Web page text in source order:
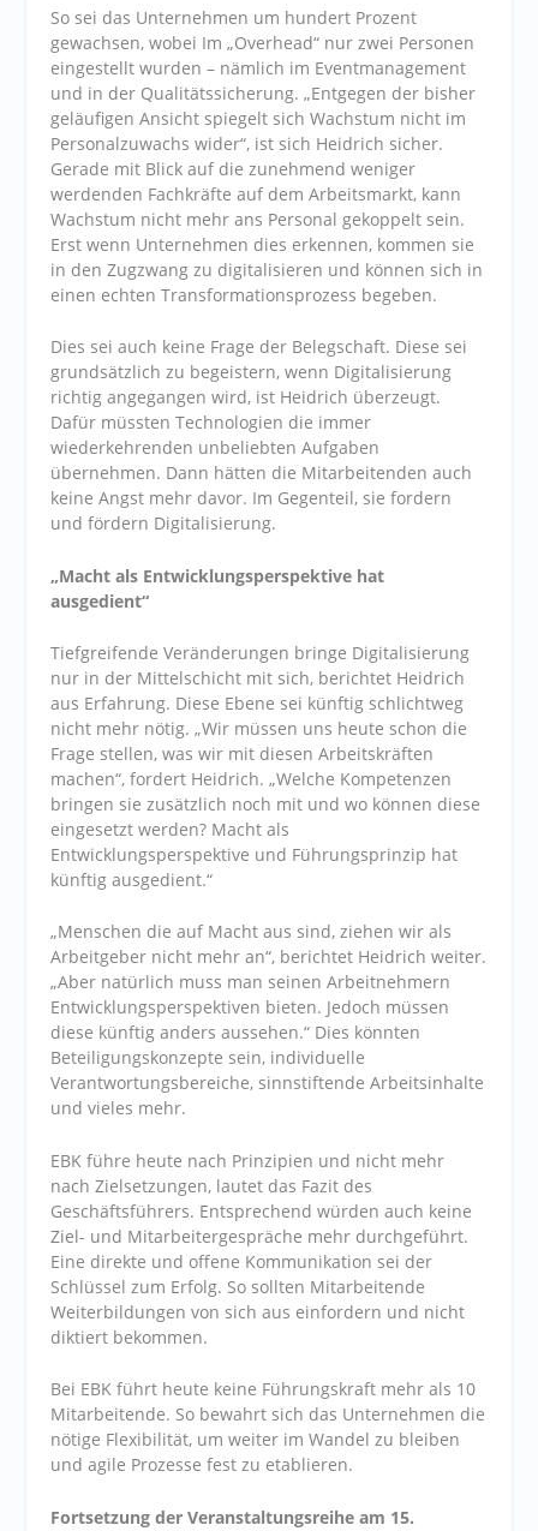
So sei das Unternehmen um hundert Prozent
gewachsen, wobei Im „Overhead“ nur zwei Personen
eingestellt wurden – nämlich im Eventmanagement
und in der Qualitätssicherung. „Entgegen der bisher
geläufigen Ansicht spiegelt sich Wachstum nicht im
Personalzuwachs wider“, ist sich Heidrich sicher.
Gerade mit Blick auf die zunehmend weniger
werdenden Fachkräfte auf dem Arbeitsmarkt, kann
Wachstum nicht mehr ans Personal gekoppelt sein.
Erst wenn Unternehmen dies erkennen, kommen sie
in den Zugzwang zu digitalisieren und können sich in
einen echten Transformationsprozess begeben.
Dies sei auch keine Frage der Belegschaft. Diese sei
grundsätzlich zu begeistern, wenn Digitalisierung
richtig angegangen wird, ist Heidrich überzeugt.
Dafür müssten Technologien die immer
wiederkehrenden unbeliebten Aufgaben
übernehmen. Dann hätten die Mitarbeitenden auch
keine Angst mehr davor. Im Gegenteil, sie fordern
und fördern Digitalisierung.
„Macht als Entwicklungsperspektive hat
ausgedient“
Tiefgreifende Veränderungen bringe Digitalisierung
nur in der Mittelschicht mit sich, berichtet Heidrich
aus Erfahrung. Diese Ebene sei künftig schlichtweg
nicht mehr nötig. „Wir müssen uns heute schon die
Frage stellen, was wir mit diesen Arbeitskräften
machen“, fordert Heidrich. „Welche Kompetenzen
bringen sie zusätzlich noch mit und wo können diese
eingesetzt werden? Macht als
Entwicklungsperspektive und Führungsprinzip hat
künftig ausgedient.“
„Menschen die auf Macht aus sind, ziehen wir als
Arbeitgeber nicht mehr an“, berichtet Heidrich weiter.
„Aber natürlich muss man seinen Arbeitnehmern
Entwicklungsperspektiven bieten. Jedoch müssen
diese künftig anders aussehen.“ Dies könnten
Beteiligungskonzepte sein, individuelle
Verantwortungsbereiche, sinnstiftende Arbeitsinhalte
und vieles mehr.
EBK führe heute nach Prinzipien und nicht mehr
nach Zielsetzungen, lautet das Fazit des
Geschäftsführers. Entsprechend würden auch keine
Ziel- und Mitarbeitergespräche mehr durchgeführt.
Eine direkte und offene Kommunikation sei der
Schlüssel zum Erfolg. So sollten Mitarbeitende
Weiterbildungen von sich aus einfordern und nicht
diktiert bekommen.
Bei EBK führt heute keine Führungskraft mehr als 10
Mitarbeitende. So bewahrt sich das Unternehmen die
nötige Flexibilität, um weiter im Wandel zu bleiben
und agile Prozesse fest zu etablieren.
Fortsetzung der Veranstaltungsreihe am 15.